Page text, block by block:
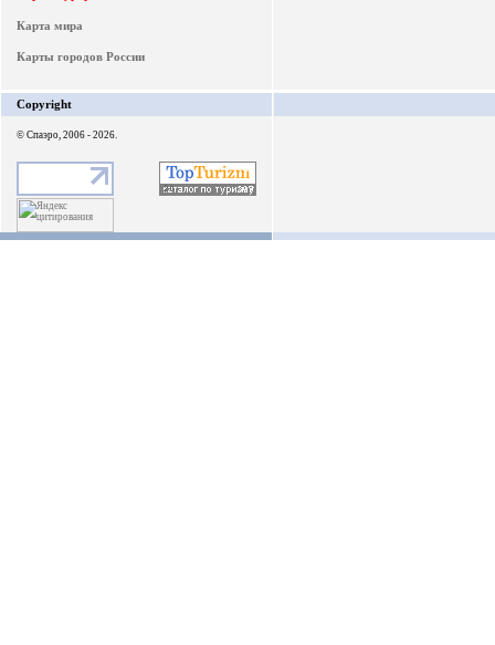
Карта мира
Карты городов России
Copyright
© Спаэро, 2006 - 2026.